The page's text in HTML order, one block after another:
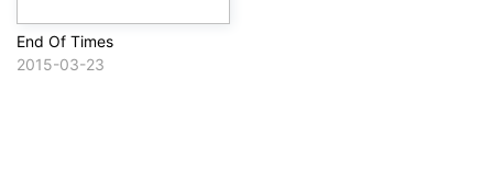
End Of Times
2015-03-23